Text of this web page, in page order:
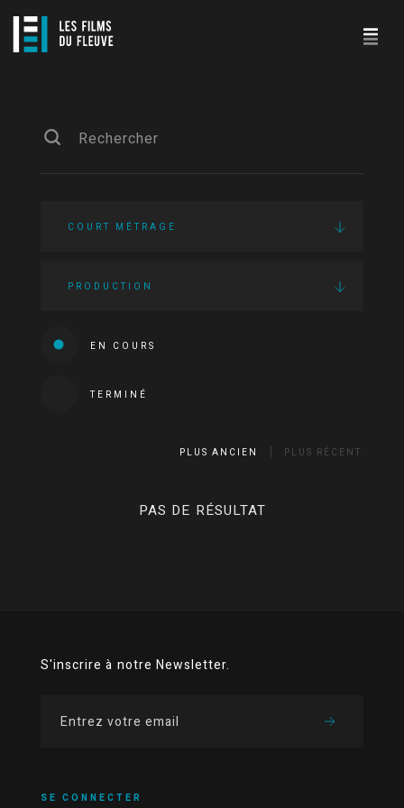
COURT MÉTRAGE
PRODUCTION
EN COURS
TERMINÉ
PLUS ANCIEN PLUS RÉCENT
PAS DE RÉSULTAT
S'inscrire à notre Newsletter.
SE CONNECTER